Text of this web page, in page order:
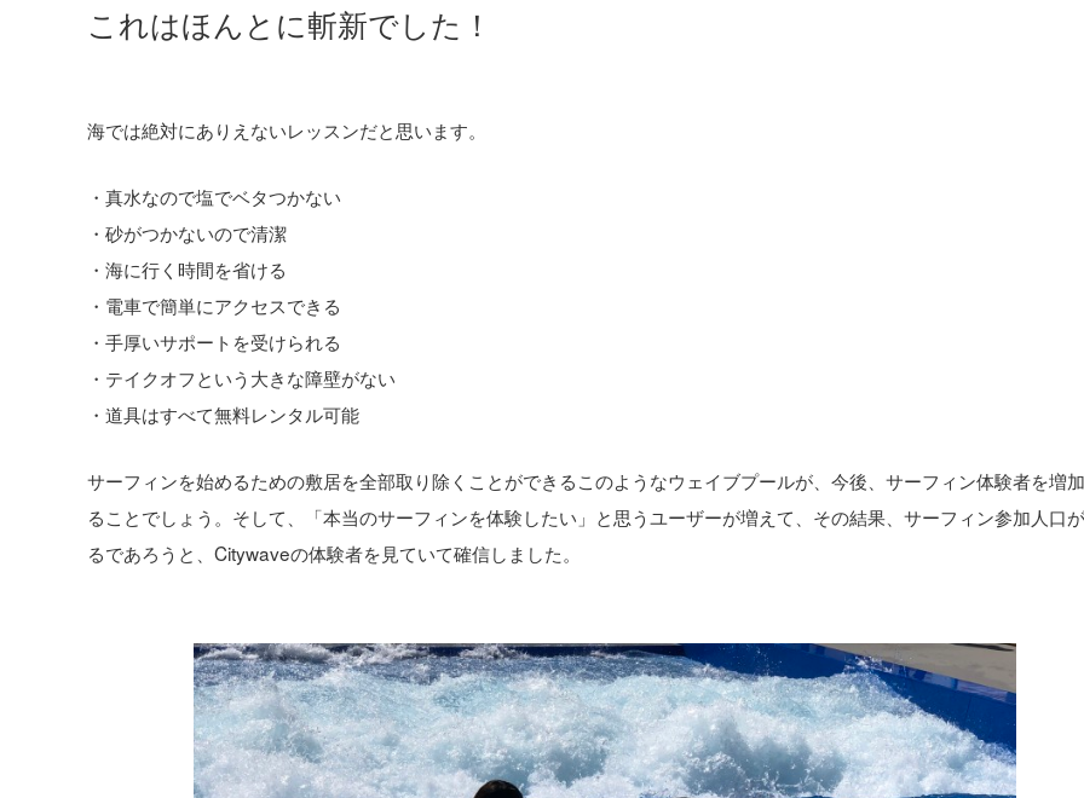
これはほんとに斬新でした！
海では絶対にありえないレッスンだと思います。
・真水なので塩でベタつかない
・砂がつかないので清潔
・海に行く時間を省ける
・電車で簡単にアクセスできる
・手厚いサポートを受けられる
・テイクオフという大きな障壁がない
・道具はすべて無料レンタル可能
サーフィンを始めるための敷居を全部取り除くことができるこのようなウェイブプールが、今後、サーフィン体験者を増
ることでしょう。そして、「本当のサーフィンを体験したい」と思うユーザーが増えて、その結果、サーフィン参加人口
るであろうと、Citywaveの体験者を見ていて確信しました。